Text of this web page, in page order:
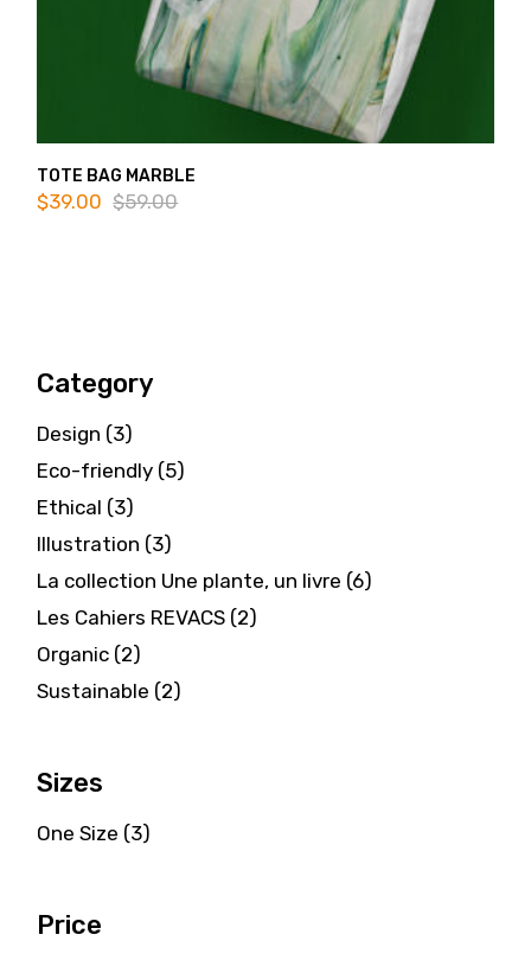
TOTE BAG MARBLE
$59.00
Original
$39.00
Current
Category
Design 33
products
Eco-friendly 55
products
Ethical 33
products
Illustration 33
products
La collection Une plante, un livre 66
products
Les Cahiers REVACS 22
products
Organic 22
products
Sustainable 22
products
Sizes
One Size (3)
Price